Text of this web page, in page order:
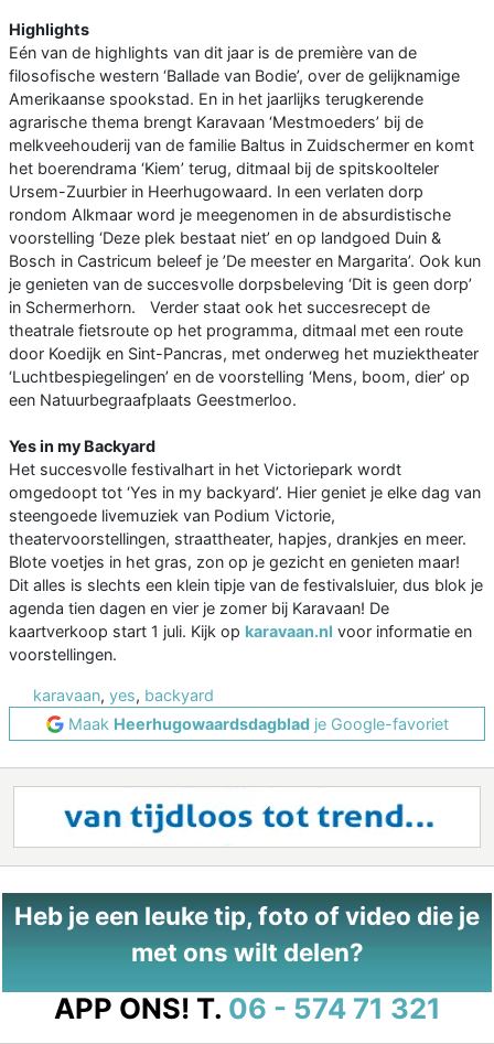
Highlights
Eén van de highlights van dit jaar is de première van de
filosofische western ‘Ballade van Bodie’, over de gelijknamige
Amerikaanse spookstad. En in het jaarlijks terugkerende
agrarische thema brengt Karavaan ‘Mestmoeders’ bij de
melkveehouderij van de familie Baltus in Zuidschermer en komt
het boerendrama ‘Kiem’ terug, ditmaal bij de spitskoolteler
Ursem-Zuurbier in Heerhugowaard. In een verlaten dorp
rondom Alkmaar word je meegenomen in de absurdistische
voorstelling ‘Deze plek bestaat niet’ en op landgoed Duin &
Bosch in Castricum beleef je ’De meester en Margarita’. Ook kun
je genieten van de succesvolle dorpsbeleving ‘Dit is geen dorp’
in Schermerhorn. Verder staat ook het succesrecept de
theatrale fietsroute op het programma, ditmaal met een route
door Koedijk en Sint-Pancras, met onderweg het muziektheater
‘Luchtbespiegelingen’ en de voorstelling ‘Mens, boom, dier’ op
een Natuurbegraafplaats Geestmerloo.
Yes in my Backyard
Het succesvolle festivalhart in het Victoriepark wordt
omgedoopt tot ‘Yes in my backyard’. Hier geniet je elke dag van
steengoede livemuziek van Podium Victorie,
theatervoorstellingen, straattheater, hapjes, drankjes en meer.
Blote voetjes in het gras, zon op je gezicht en genieten maar!
Dit alles is slechts een klein tipje van de festivalsluier, dus blok je
agenda tien dagen en vier je zomer bij Karavaan! De
kaartverkoop start 1 juli. Kijk op karavaan.nl voor informatie en
voorstellingen.
karavaan, yes, backyard
Maak Heerhugowaardsdagbladje Google-favoriet
Heb je een leuke tip, foto of video die je
met ons wilt delen?
APP ONS! T. 06 - 574 71 321